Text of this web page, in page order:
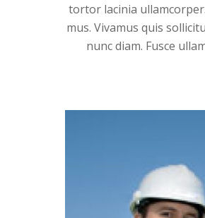
tortor lacinia
mus. Vivamus quis
nunc diam. Fusce